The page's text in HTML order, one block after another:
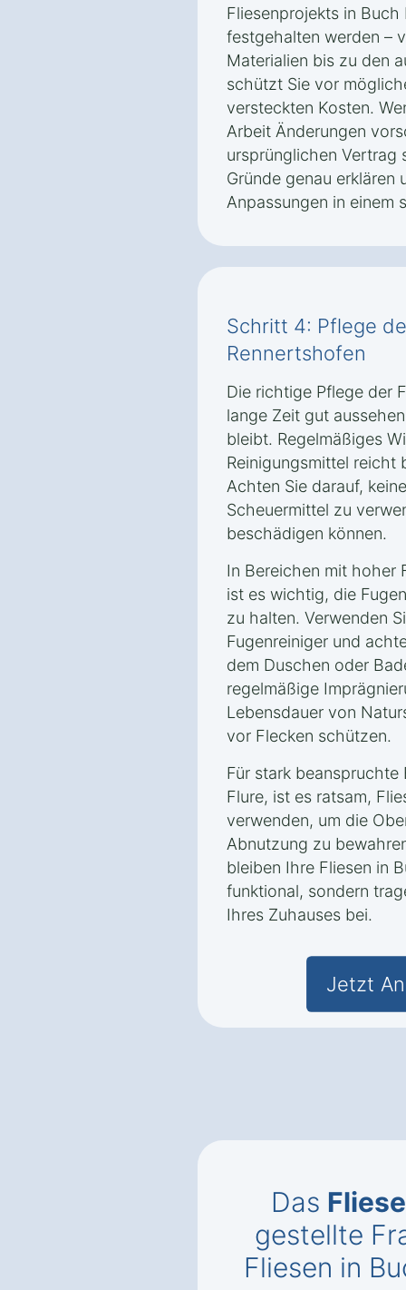
Fliesenprojekts in
festgehalten werden –
Materialien bis zu den
schützt Sie vor
versteckten Kosten.
Arbeit Änderungen
ursprünglichen Vertrag
Gründe genau erklären
Anpassungen in einem
Schritt 4: Pflege
Rennertshofen
Die richtige Pflege der
lange Zeit gut
bleibt. Regelmäßiges
Reinigungsmittel reicht
Achten Sie darauf,
Scheuermittel zu
beschädigen können.
In Bereichen mit hoher
ist es wichtig, die
zu halten. Verwenden
Fugenreiniger und
dem Duschen oder
regelmäßige
Lebensdauer von
vor Flecken schützen.
Für stark
Flure, ist es ratsam,
verwenden, um die
Abnutzung zu
bleiben Ihre Fliesen in
funktional, sondern
Ihres Zuhauses bei.
Jetzt
Das
gestellte
Fliesen in